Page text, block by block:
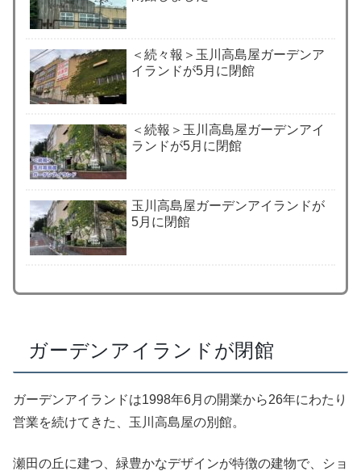
＜続々報＞玉川高島屋ガーデンア
イランドが5月に閉館
＜続報＞玉川高島屋ガーデンアイ
ランドが5月に閉館
玉川高島屋ガーデンアイランドが
5月に閉館
ガーデンアイランドが閉館
ガーデンアイランドは1998年6月の開業から26年にわたり
営業を続けてきた、玉川高島屋の別館。
瀬田の丘に建つ、緑豊かなデザインが特徴の建物で、ショ